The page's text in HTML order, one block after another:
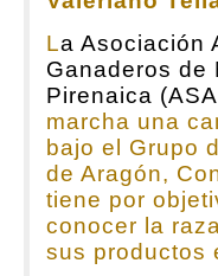
La Asociación
Ganaderos de
Pirenaica
marcha una
bajo el Grupo
de Aragón,
tiene por
conocer la
sus productos